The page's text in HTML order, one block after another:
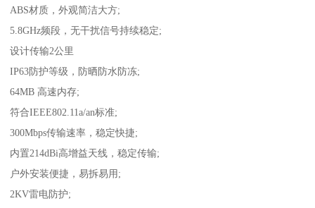
ABS材质，外观简洁大方;
5.8GHz频段，无干扰信号持续稳定;
设计传输2公里
IP63防护等级，防晒防水防冻;
64MB 高速内存;
符合IEEE802.11a/an标准;
300Mbps传输速率，稳定快捷;
内置214dBi高增益天线，稳定传输;
户外安装便捷，易拆易用;
2KV雷电防护;